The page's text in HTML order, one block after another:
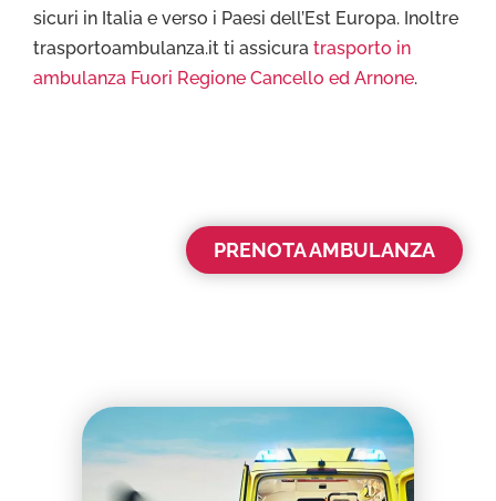
sicuri in Italia e verso i Paesi dell’Est Europa. Inoltre
trasportoambulanza.it ti assicura trasporto in
ambulanza Fuori Regione Cancello ed Arnone.
PRENOTA AMBULANZA